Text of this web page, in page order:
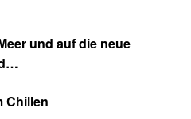
und auf die neue
Chillen